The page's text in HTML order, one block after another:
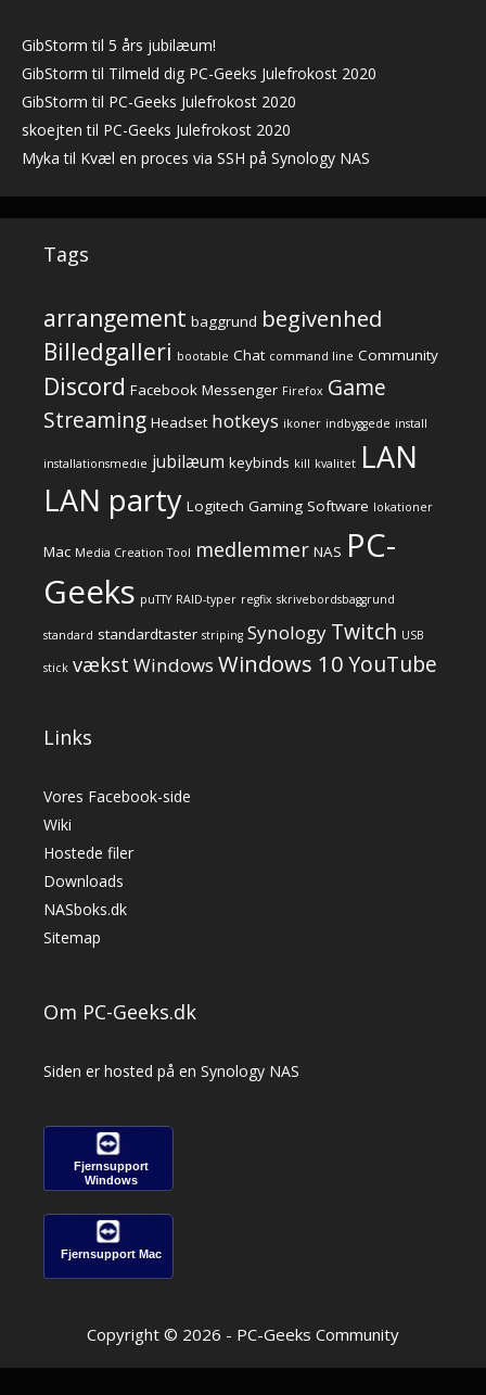
GibStorm til 5 års jubilæum!
GibStorm til Tilmeld dig PC-Geeks Julefrokost 2020
GibStorm til PC-Geeks Julefrokost 2020
skoejten til PC-Geeks Julefrokost 2020
Myka til Kvæl en proces via SSH på Synology NAS
Tags
arrangement baggrund begivenhed
Billedgalleri bootable Chat command line Community
Discord Facebook Messenger Firefox Game
Streaming Headset hotkeys ikoner indbyggede install
installationsmedie jubilæum keybinds kill kvalitet LAN
LAN party Logitech Gaming Software lokationer
Mac Media Creation Tool medlemmer NAS PC-
Geeks puTTY RAID-typer regfix skrivebordsbaggrund
standard standardtaster striping Synology Twitch USB
stick vækst Windows Windows 10YouTube
Links
Vores Facebook-side
Wiki
Hostede filer
Downloads
NASboks.dk
Sitemap
Om PC-Geeks.dk
Siden er hosted på en Synology NAS
Fjernsupport
Windows
Fjernsupport Mac
Copyright © 2026 - PC-Geeks Community